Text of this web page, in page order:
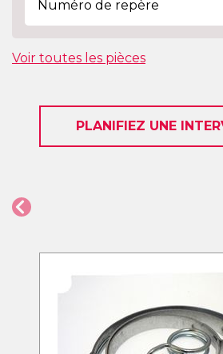
Voir toutes les pièces
PLANIFIEZ UNE